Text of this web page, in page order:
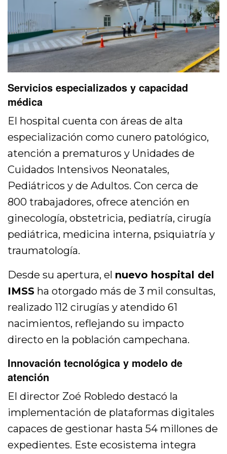
Servicios especializados y capacidad
médica
El hospital cuenta con áreas de alta
especialización como cunero patológico,
atención a prematuros y Unidades de
Cuidados Intensivos Neonatales,
Pediátricos y de Adultos. Con cerca de
800 trabajadores, ofrece atención en
ginecología, obstetricia, pediatría, cirugía
pediátrica, medicina interna, psiquiatría y
traumatología.
Desde su apertura, el nuevo hospital del
IMSS ha otorgado más de 3 mil consultas,
realizado 112 cirugías y atendido 61
nacimientos, reflejando su impacto
directo en la población campechana.
Innovación tecnológica y modelo de
atención
El director Zoé Robledo destacó la
implementación de plataformas digitales
capaces de gestionar hasta 54 millones de
expedientes. Este ecosistema integra